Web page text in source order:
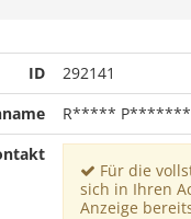
ID
292141
R*****
Für die
sich in Ihren
Anzeige